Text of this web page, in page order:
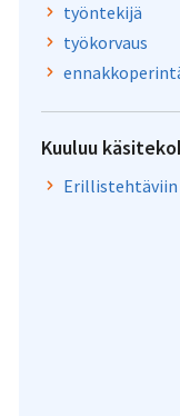
työntekijä
työkorvaus
Kuuluu